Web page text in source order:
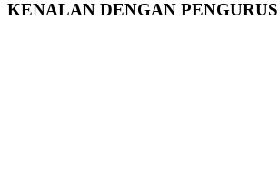
KENALAN DENGAN PENGURUS